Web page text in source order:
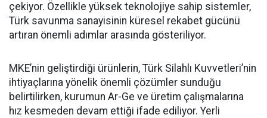
çekiyor. Özellikle yüksek teknolojiye sahip sistemler,
Türk savunma sanayisinin küresel rekabet gücünü
artıran önemli adımlar arasında gösteriliyor.
MKE’nin geliştirdiği ürünlerin, Türk Silahlı Kuvvetleri’nin
ihtiyaçlarına yönelik önemli çözümler sunduğu
belirtilirken, kurumun Ar-Ge ve üretim çalışmalarına
hız kesmeden devam ettiği ifade ediliyor. Yerli